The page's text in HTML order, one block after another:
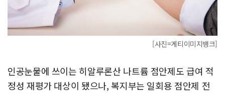
[사진=게티이미지뱅크]
인공눈물에 쓰이는 히알루론산 나트륨 점안제도 급여 적
정성 재평가 대상이 됐으나, 복지부는 일회용 점안제 전